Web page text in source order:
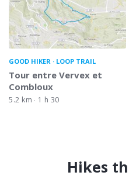
GOOD HIKER LOOP TRAIL
Tour entre Vervex et
Combloux
5.2 km 1 h 30
Hikes